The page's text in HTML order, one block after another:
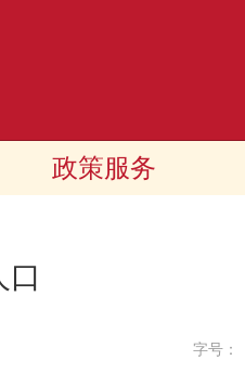
政策服务
口
字号：